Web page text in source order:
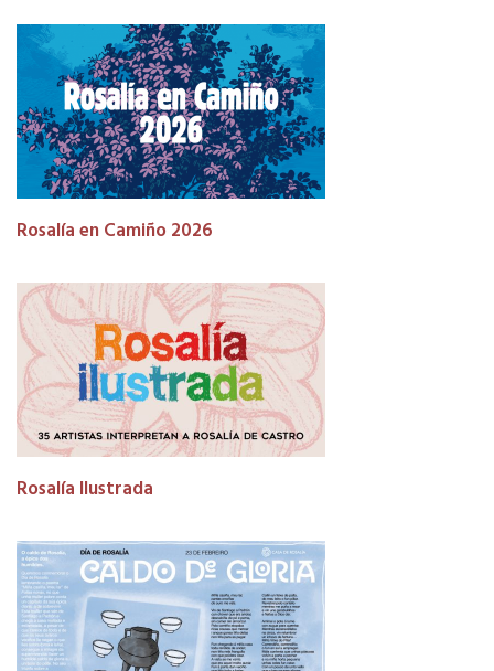
Rosalía en Camiño 2026
Rosalía Ilustrada